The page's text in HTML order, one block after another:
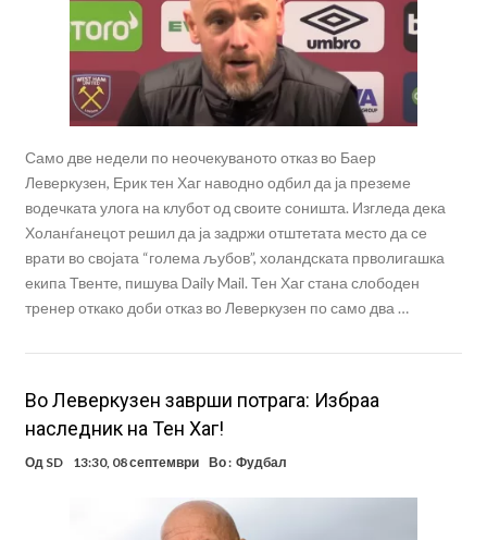
АРСЕНАЛ ГО ЛАДИ ШАМПАЊОТ: Винисиус на праг на Лондон!
Само две недели по неочекуваното отказ во Баер
Леверкузен, Ерик тен Хаг наводно одбил да ја преземе
водечката улога на клубот од своите соништа. Изгледа дека
Холанѓанецот решил да ја задржи отштетата место да се
врати во својата “голема љубов”, холандската прволигашка
екипа Твенте, пишува Daily Mail. Тен Хаг стана слободен
тренер откако доби отказ во Леверкузен по само два …
Во Леверкузен заврши потрага: Избраа
наследник на Тен Хаг!
Од SD 13:30, 08 септември Во : Фудбал